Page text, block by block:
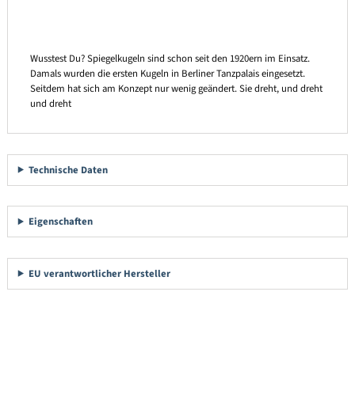
Wusstest Du? Spiegelkugeln sind schon seit den 1920ern im Einsatz.
Damals wurden die ersten Kugeln in Berliner Tanzpalais eingesetzt.
Seitdem hat sich am Konzept nur wenig geändert. Sie dreht, und dreht
und dreht
Technische Daten
Eigenschaften
EU verantwortlicher Hersteller